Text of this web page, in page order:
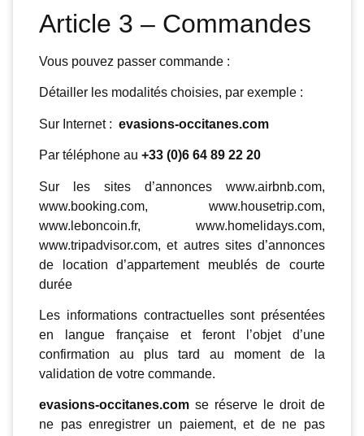
Article 3 – Commandes
Vous pouvez passer commande :
Détailler les modalités choisies, par exemple :
Sur Internet : evasions-occitanes.com
Par téléphone au +33 (0)6 64 89 22 20
Sur les sites d’annonces www.airbnb.com,
www.booking.com, www.housetrip.com,
www.leboncoin.fr, www.homelidays.com,
www.tripadvisor.com, et autres sites d’annonces
de location d’appartement meublés de courte
durée
Les informations contractuelles sont présentées
en langue française et feront l’objet d’une
confirmation au plus tard au moment de la
validation de votre commande.
evasions-occitanes.com se réserve le droit de
ne pas enregistrer un paiement, et de ne pas